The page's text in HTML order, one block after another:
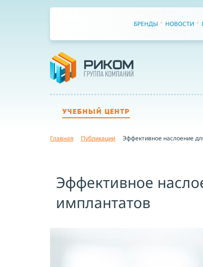
БРЕНДЫ НОВОСТИ
УЧЕБНЫЙ ЦЕНТР
Главная Публикации Эффективное наслоение
Эффективное
имплантатов